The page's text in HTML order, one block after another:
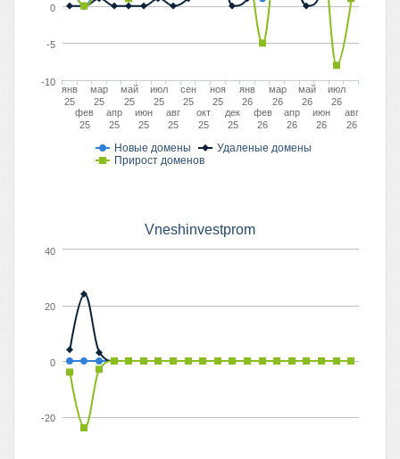
Новые домены
Удаленые домены
Прирост доменов
янв
25
фев
25
мар
25
апр
25
май
25
июн
25
июл
25
авг
25
сен
25
окт
25
ноя
25
дек
25
янв
26
фев
26
мар
26
апр
26
май
26
июн
26
июл
26
авг
26
-10
-5
0
Vneshinvestprom
-20
0
20
40